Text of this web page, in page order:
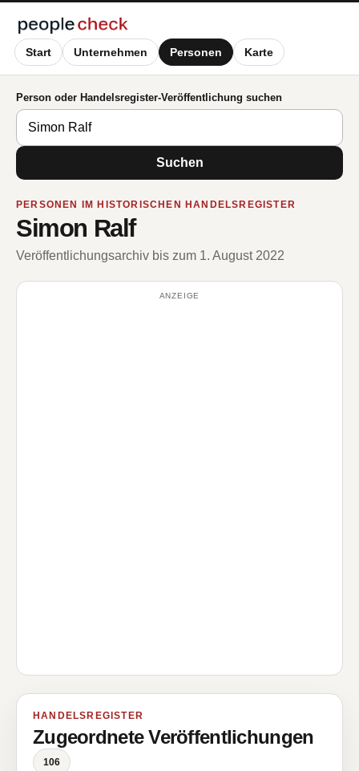
Start Unternehmen Personen Karte
Person oder Handelsregister-Veröffentlichung suchen
Suchen
PERSONEN IM HISTORISCHEN HANDELSREGISTER
Simon Ralf
Veröffentlichungsarchiv bis zum 1. August 2022
ANZEIGE
HANDELSREGISTER
Zugeordnete Veröffentlichungen
106